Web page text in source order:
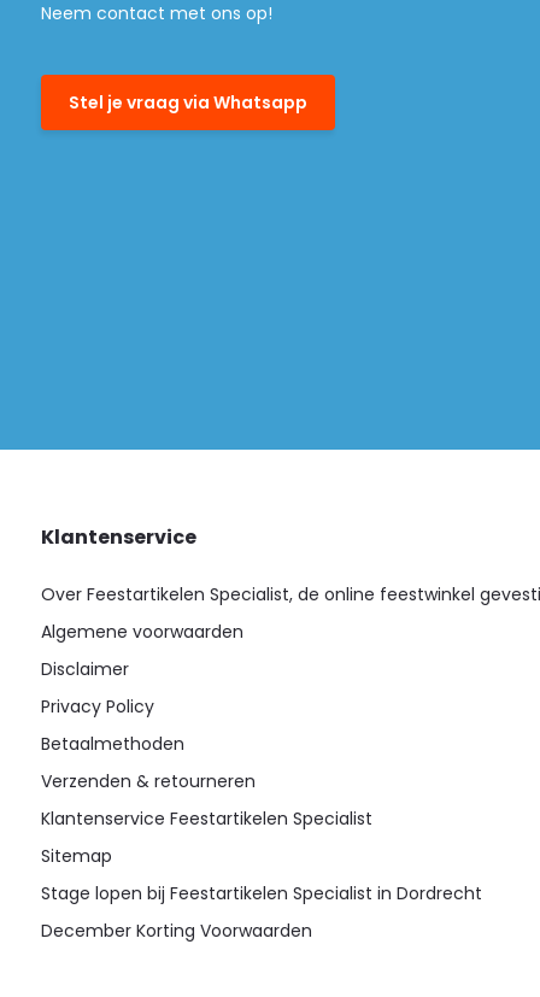
Neem contact met ons op!
Stel je vraag via Whatsapp
Klantenservice
Over Feestartikelen Specialist, de online feestwinkel
Algemene voorwaarden
Disclaimer
Privacy Policy
Betaalmethoden
Verzenden & retourneren
Klantenservice Feestartikelen Specialist
Sitemap
Stage lopen bij Feestartikelen Specialist in Dordrecht
December Korting Voorwaarden